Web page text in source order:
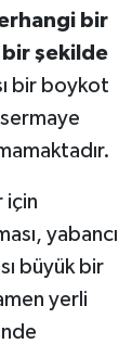
bir
bir şekilde
bir boykot
için
yabancı
büyük bir
yerli